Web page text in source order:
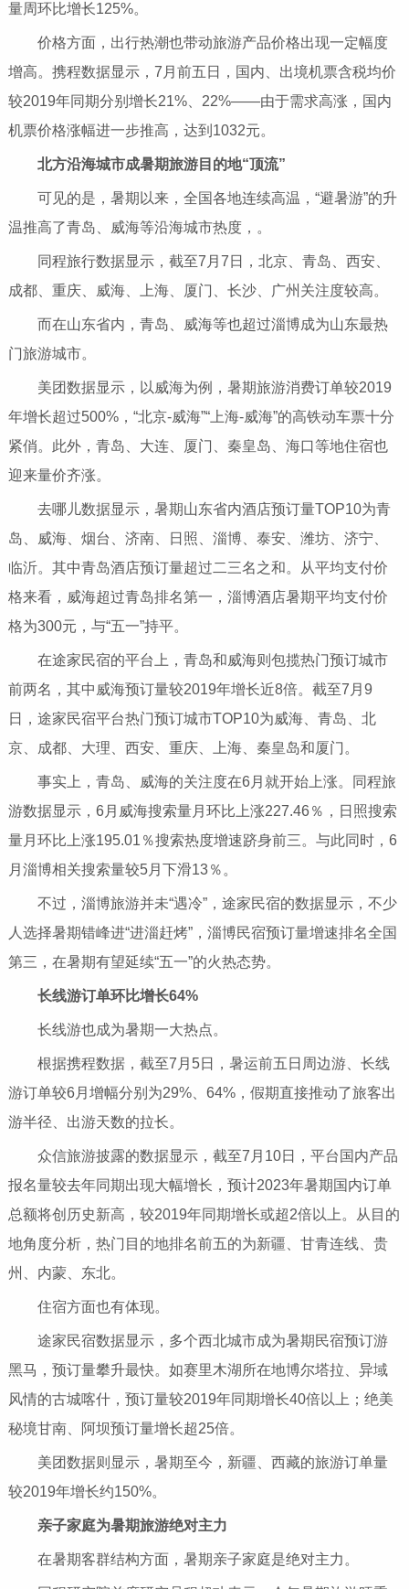
量周环比增长125%。
价格方面，出行热潮也带动旅游产品价格出现一定幅度
增高。携程数据显示，7月前五日，国内、出境机票含税均价
较2019年同期分别增长21%、22%——由于需求高涨，国内
机票价格涨幅进一步推高，达到1032元。
北方沿海城市成暑期旅游目的地“顶流”
可见的是，暑期以来，全国各地连续高温，“避暑游”的升
温推高了青岛、威海等沿海城市热度，。
同程旅行数据显示，截至7月7日，北京、青岛、西安、
成都、重庆、威海、上海、厦门、长沙、广州关注度较高。
而在山东省内，青岛、威海等也超过淄博成为山东最热
门旅游城市。
美团数据显示，以威海为例，暑期旅游消费订单较2019
年增长超过500%，“北京-威海”“上海-威海”的高铁动车票十分
紧俏。此外，青岛、大连、厦门、秦皇岛、海口等地住宿也
迎来量价齐涨。
去哪儿数据显示，暑期山东省内酒店预订量TOP10为青
岛、威海、烟台、济南、日照、淄博、泰安、潍坊、济宁、
临沂。其中青岛酒店预订量超过二三名之和。从平均支付价
格来看，威海超过青岛排名第一，淄博酒店暑期平均支付价
格为300元，与“五一”持平。
在途家民宿的平台上，青岛和威海则包揽热门预订城市
前两名，其中威海预订量较2019年增长近8倍。截至7月9
日，途家民宿平台热门预订城市TOP10为威海、青岛、北
京、成都、大理、西安、重庆、上海、秦皇岛和厦门。
事实上，青岛、威海的关注度在6月就开始上涨。同程旅
游数据显示，6月威海搜索量月环比上涨227.46％，日照搜索
量月环比上涨195.01％搜索热度增速跻身前三。与此同时，6
月淄博相关搜索量较5月下滑13％。
不过，淄博旅游并未“遇冷”，途家民宿的数据显示，不少
人选择暑期错峰进“进淄赶烤”，淄博民宿预订量增速排名全国
第三，在暑期有望延续“五一”的火热态势。
长线游订单环比增长64%
长线游也成为暑期一大热点。
根据携程数据，截至7月5日，暑运前五日周边游、长线
游订单较6月增幅分别为29%、64%，假期直接推动了旅客出
游半径、出游天数的拉长。
众信旅游披露的数据显示，截至7月10日，平台国内产品
报名量较去年同期出现大幅增长，预计2023年暑期国内订单
总额将创历史新高，较2019年同期增长或超2倍以上。从目的
地角度分析，热门目的地排名前五的为新疆、甘青连线、贵
州、内蒙、东北。
住宿方面也有体现。
途家民宿数据显示，多个西北城市成为暑期民宿预订游
黑马，预订量攀升最快。如赛里木湖所在地博尔塔拉、异域
风情的古城喀什，预订量较2019年同期增长40倍以上；绝美
秘境甘南、阿坝预订量增长超25倍。
美团数据则显示，暑期至今，新疆、西藏的旅游订单量
较2019年增长约150%。
亲子家庭为暑期旅游绝对主力
在暑期客群结构方面，暑期亲子家庭是绝对主力。